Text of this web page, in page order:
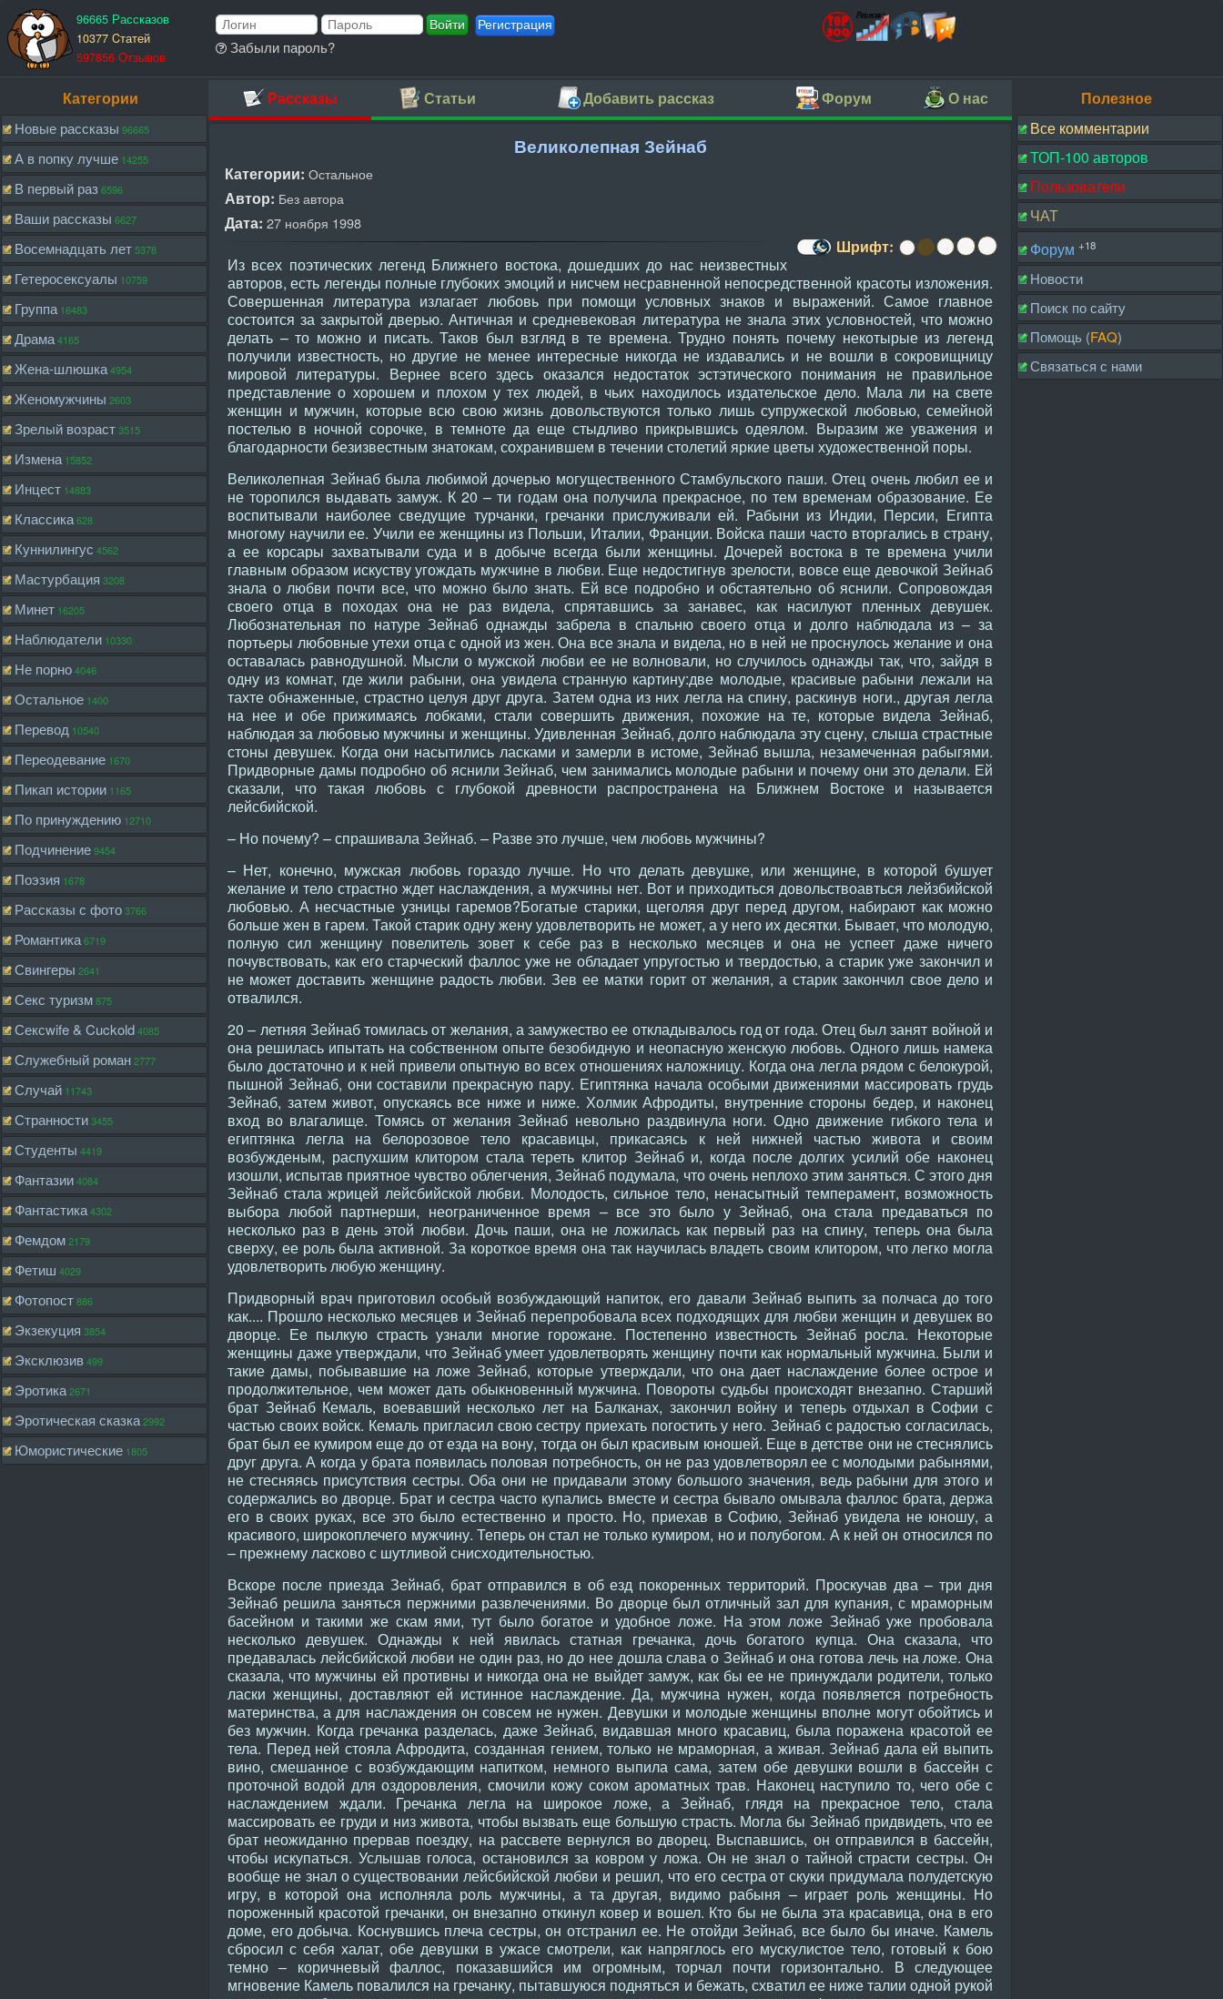
96665 Рассказов
10377 Cтатей
597856 Отзывов
Регистрация
Забыли пароль?
Категории
Новые рассказы 96665
А в попку лучше 14255
В первый раз6596
Ваши рассказы 6627
Восемнадцать лет5378
Гетеросексуалы 10759
Группа 16483
Драма4165
Жена-шлюшка4954
Женомужчины 2603
Зрелый возраст3515
Измена 15852
Инцест 14883
Классика628
Куннилингус 4562
Мастурбация 3208
Минет 16205
Наблюдатели 10330
Не порно4046
Остальное 1400
Перевод 10540
Переодевание 1670
Пикап истории 1165
По принуждению 12710
Подчинение9454
Поэзия 1678
Рассказы с фото3766
Романтика6719
Свингеры 2641
Секс туризм875
Сексwife & Cuckold4085
Служебный роман2777
Случай 11743
Странности3455
Студенты 4419
Фантазии4084
Фантастика4302
Фемдом2179
Фетиш 4029
Фотопост886
Экзекуция 3854
Эксклюзив499
Эротика2671
Эротическая сказка2992
Юмористические 1805
Рассказы Статьи Добавить рассказ Форум О нас
Великолепная Зейнаб
Категории: Остальное
Автор: Без автора
Дата: 27 ноября 1998
Шрифт:
Из всех поэтических легенд Ближнего востока, дошедших до нас неизвестных
авторов, есть легенды полные глубоких эмоций и нисчем несравненной непосредственной красоты изложения.
Совершенная литература излагает любовь при помощи условных знаков и выражений. Самое главное
состоится за закрытой дверью. Античная и средневековая литература не знала этих условностей, что можно
делать – то можно и писать. Таков был взгляд в те времена. Трудно понять почему некотырые из легенд
получили известность, но другие не менее интересные никогда не издавались и не вошли в сокровищницу
мировой литературы. Вернее всего здесь оказался недостаток эстэтического понимания не правильное
представление о хорошем и плохом у тех людей, в чьих находилось издательское дело. Мала ли на свете
женщин и мужчин, которые всю свою жизнь довольствуются только лишь супружеской любовью, семейной
постелью в ночной сорочке, в темноте да еще стыдливо прикрывшись одеялом. Выразим же уважения и
благодарности безизвестным знатокам, сохранившем в течении столетий яркие цветы художественной поры.
Великолепная Зейнаб была любимой дочерью могущественного Стамбульского паши. Отец очень любил ее и
не торопился выдавать замуж. К 20 – ти годам она получила прекрасное, по тем временам образование. Ее
воспитывали наиболее сведущие турчанки, гречанки прислуживали ей. Рабыни из Индии, Персии, Египта
многому научили ее. Учили ее женщины из Польши, Италии, Франции. Войска паши часто вторгались в страну,
а ее корсары захватывали суда и в добыче всегда были женщины. Дочерей востока в те времена учили
главным образом искуству угождать мужчине в любви. Еще недостигнув зрелости, вовсе еще девочкой Зейнаб
знала о любви почти все, что можно было знать. Ей все подробно и обстаятельно об яснили. Сопровождая
своего отца в походах она не раз видела, спрятавшись за занавес, как насилуют пленных девушек.
Любознательная по натуре Зейнаб однажды забрела в спальню своего отца и долго наблюдала из – за
портьеры любовные утехи отца с одной из жен. Она все знала и видела, но в ней не проснулось желание и она
оставалась равнодушной. Мысли о мужской любви ее не волновали, но случилось однажды так, что, зайдя в
одну из комнат, где жили рабыни, она увидела странную картину:две молодые, красивые рабыни лежали на
тахте обнаженные, страстно целуя друг друга. Затем одна из них легла на спину, раскинув ноги., другая легла
на нее и обе прижимаясь лобками, стали совершить движения, похожие на те, которые видела Зейнаб,
наблюдая за любовью мужчины и женщины. Удивленная Зейнаб, долго наблюдала эту сцену, слыша страстные
стоны девушек. Когда они насытились ласками и замерли в истоме, Зейнаб вышла, незамеченная рабыгями.
Придворные дамы подробно об яснили Зейнаб, чем занимались молодые рабыни и почему они это делали. Ей
сказали, что такая любовь с глубокой древности распространена на Ближнем Востоке и называется
лейсбийской.
– Но почему? – спрашивала Зейнаб. – Разве это лучше, чем любовь мужчины?
– Нет, конечно, мужская любовь гораздо лучше. Но что делать девушке, или женщине, в которой бушует
желание и тело страстно ждет наслаждения, а мужчины нет. Вот и приходиться довольствоавться лейзбийской
любовью. А несчастные узницы гаремов?Богатые старики, щеголяя друг перед другом, набирают как можно
больше жен в гарем. Такой старик одну жену удовлетворить не может, а у него их десятки. Бывает, что молодую,
полную сил женщину повелитель зовет к себе раз в несколько месяцев и она не успеет даже ничего
почувствовать, как его старческий фаллос уже не обладает упругостью и твердостью, а старик уже закончил и
не может доставить женщине радость любви. Зев ее матки горит от желания, а старик закончил свое дело и
отвалился.
20 – летняя Зейнаб томилась от желания, а замужество ее откладывалось год от года. Отец был занят войной и
она решилась ипытать на собственном опыте безобидную и неопасную женскую любовь. Одного лишь намека
было достаточно и к ней привели опытную во всех отношениях наложницу. Когда она легла рядом с белокурой,
пышной Зейнаб, они составили прекрасную пару. Египтянка начала особыми движениями массировать грудь
Зейнаб, затем живот, опускаясь все ниже и ниже. Холмик Афродиты, внутренние стороны бедер, и наконец
вход во влагалище. Томясь от желания Зейнаб невольно раздвинула ноги. Одно движение гибкого тела и
египтянка легла на белорозовое тело красавицы, прикасаясь к ней нижней частью живота и своим
возбужденым, распухшим клитором стала тереть клитор Зейнаб и, когда после долгих усилий обе наконец
изошли, испытав приятное чувство облегчения, Зейнаб подумала, что очень неплохо этим заняться. С этого дня
Зейнаб стала жрицей лейсбийской любви. Молодость, сильное тело, ненасытный темперамент, возможность
выбора любой партнерши, неограниченное время – все это было у Зейнаб, она стала предаваться по
несколько раз в день этой любви. Дочь паши, она не ложилась как первый раз на спину, теперь она была
сверху, ее роль была активной. За короткое время она так научилась владеть своим клитором, что легко могла
удовлетворить любую женщину.
Придворный врач приготовил особый возбуждающий напиток, его давали Зейнаб выпить за полчаса до того
как.... Прошло несколько месяцев и Зейнаб перепробовала всех подходящих для любви женщин и девушек во
дворце. Ее пылкую страсть узнали многие горожане. Постепенно известность Зейнаб росла. Некоторые
женщины даже утверждали, что Зейнаб умеет удовлетворять женщину почти как нормальный мужчина. Были и
такие дамы, побывавшие на ложе Зейнаб, которые утверждали, что она дает наслаждение более острое и
продолжительное, чем может дать обыкновенный мужчина. Повороты судьбы происходят внезапно. Старший
брат Зейнаб Кемаль, воевавший несколько лет на Балканах, закончил войну и теперь отдыхал в Софии с
частью своих войск. Кемаль пригласил свою сестру приехать погостить у него. Зейнаб с радостью согласилась,
брат был ее кумиром еще до от езда на вону, тогда он был красивым юношей. Еще в детстве они не стеснялись
друг друга. А когда у брата появилась половая потребность, он не раз удовлетворял ее с молодыми рабынями,
не стесняясь присутствия сестры. Оба они не придавали этому большого значения, ведь рабыни для этого и
содержались во дворце. Брат и сестра часто купались вместе и сестра бывало омывала фаллос брата, держа
его в своих руках, все это было естественно и просто. Но, приехав в Софию, Зейнаб увидела не юношу, а
красивого, широкоплечего мужчину. Теперь он стал не только кумиром, но и полубогом. А к ней он относился по
– прежнему ласково с шутливой снисходительностью.
Вскоре после приезда Зейнаб, брат отправился в об езд покоренных территорий. Проскучав два – три дня
Зейнаб решила заняться пержними развлечениями. Во дворце был отличный зал для купания, с мраморным
басейном и такими же скам ями, тут было богатое и удобное ложе. На этом ложе Зейнаб уже пробовала
несколько девушек. Однажды к ней явилась статная гречанка, дочь богатого купца. Она сказала, что
предавалась лейсбийской любви не один раз, но до нее дошла слава о Зейнаб и она готова лечь на ложе. Она
сказала, что мужчины ей противны и никогда она не выйдет замуж, как бы ее не принуждали родители, только
ласки женщины, доставляют ей истинное наслаждение. Да, мужчина нужен, когда появляется потребность
материнства, а для наслаждения он совсем не нужен. Девушки и молодые женщины вполне могут обойтись и
без мужчин. Когда гречанка разделась, даже Зейнаб, видавшая много красавиц, была поражена красотой ее
тела. Перед ней стояла Афродита, созданная гением, только не мраморная, а живая. Зейнаб дала ей выпить
вино, смешанное с возбуждающим напитком, немного выпила сама, затем обе девушки вошли в бассейн с
проточной водой для оздоровления, смочили кожу соком ароматных трав. Наконец наступило то, чего обе с
наслаждением ждали. Гречанка легла на широкое ложе, а Зейнаб, глядя на прекрасное тело, стала
массировать ее груди и низ живота, чтобы вызвать еще большую страсть. Могла бы Зейнаб придвидеть, что ее
брат неожиданно прервав поездку, на рассвете вернулся во дворец. Выспавшись, он отправился в бассейн,
чтобы искупаться. Услышав голоса, остановился за ковром у ложа. Он не знал о тайной страсти сестры. Он
вообще не знал о существовании лейсбийской любви и решил, что его сестра от скуки придумала полудетскую
игру, в которой она исполняла роль мужчины, а та другая, видимо рабыня – играет роль женщины. Но
пороженный красотой гречанки, он внезапно откинул ковер и вошел. Кто бы не была эта красавица, она в его
доме, его добыча. Коснувшись плеча сестры, он отстранил ее. Не отойди Зейнаб, все было бы иначе. Камель
сбросил с себя халат, обе девушки в ужасе смотрели, как напряглось его мускулистое тело, готовый к бою
темно – коричневый фаллос, показавшийся им огромным, торчал почти горизонтально. В следующее
мгновение Камель повалился на гречанку, пытавшуюся подняться и бежать, схватил ее ниже талии одной рукой
Полезное
Все комментарии
ТОП-100 авторов
Пользователи
ЧАТ
Форум +18
Новости
Поиск по сайту
Помощь (FAQ)
Связаться с нами